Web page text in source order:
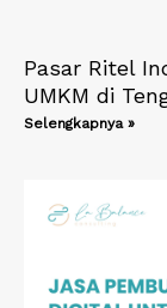
Pasar Ritel
UMKM di
Selengkapnya »